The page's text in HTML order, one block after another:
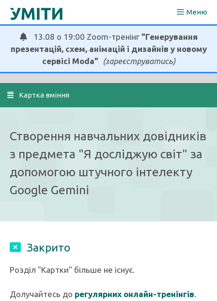
Перейти
Меню
13.08 о 19:00 Zoom-тренінг "Генерування
презентацій, схем, анімацій і дизайнів у новому
сервісі Moda"
(зареєструватись)
Картка вміння
Створення навчальних довідників
з предмета "Я досліджую світ" за
допомогою штучного інтелекту
Google Gemini
Закрито
Розділ "Картки" більше не існує.
Долучайтесь до регулярних онлайн-тренінгів.